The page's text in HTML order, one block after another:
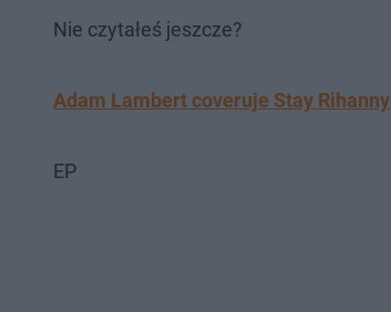
Nie czytałeś jeszcze?
Adam Lambert coveruje Stay Rihanny
EP